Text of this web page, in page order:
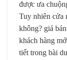
được ưa
Tuy nhiên cửa
không? giá
khách hàng
tiết trong bài